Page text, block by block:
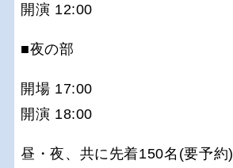
開演 12:00
■夜の部
開場 17:00
開演 18:00
昼・夜、共に先着150名(要予約)